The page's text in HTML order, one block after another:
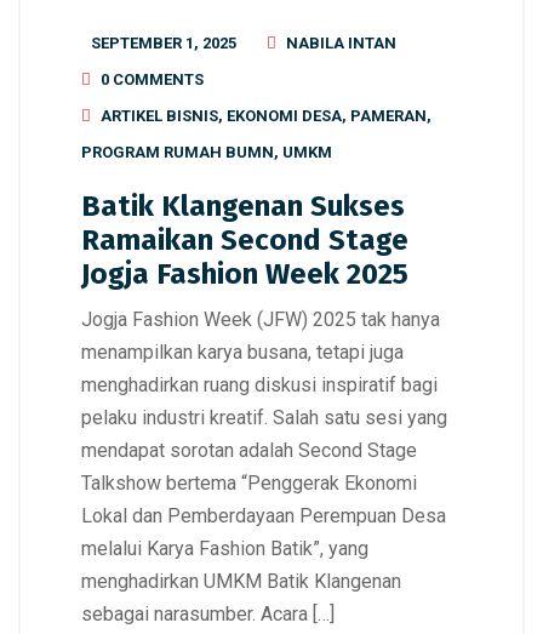
SEPTEMBER 1, 2025
NABILA INTAN
0 COMMENTS
ARTIKEL BISNIS, EKONOMI DESA, PAMERAN,
PROGRAM RUMAH BUMN, UMKM
Batik Klangenan Sukses
Ramaikan Second Stage
Jogja Fashion Week 2025
Jogja Fashion Week (JFW) 2025 tak hanya
menampilkan karya busana, tetapi juga
menghadirkan ruang diskusi inspiratif bagi
pelaku industri kreatif. Salah satu sesi yang
mendapat sorotan adalah Second Stage
Talkshow bertema “Penggerak Ekonomi
Lokal dan Pemberdayaan Perempuan Desa
melalui Karya Fashion Batik”, yang
menghadirkan UMKM Batik Klangenan
sebagai narasumber. Acara […]